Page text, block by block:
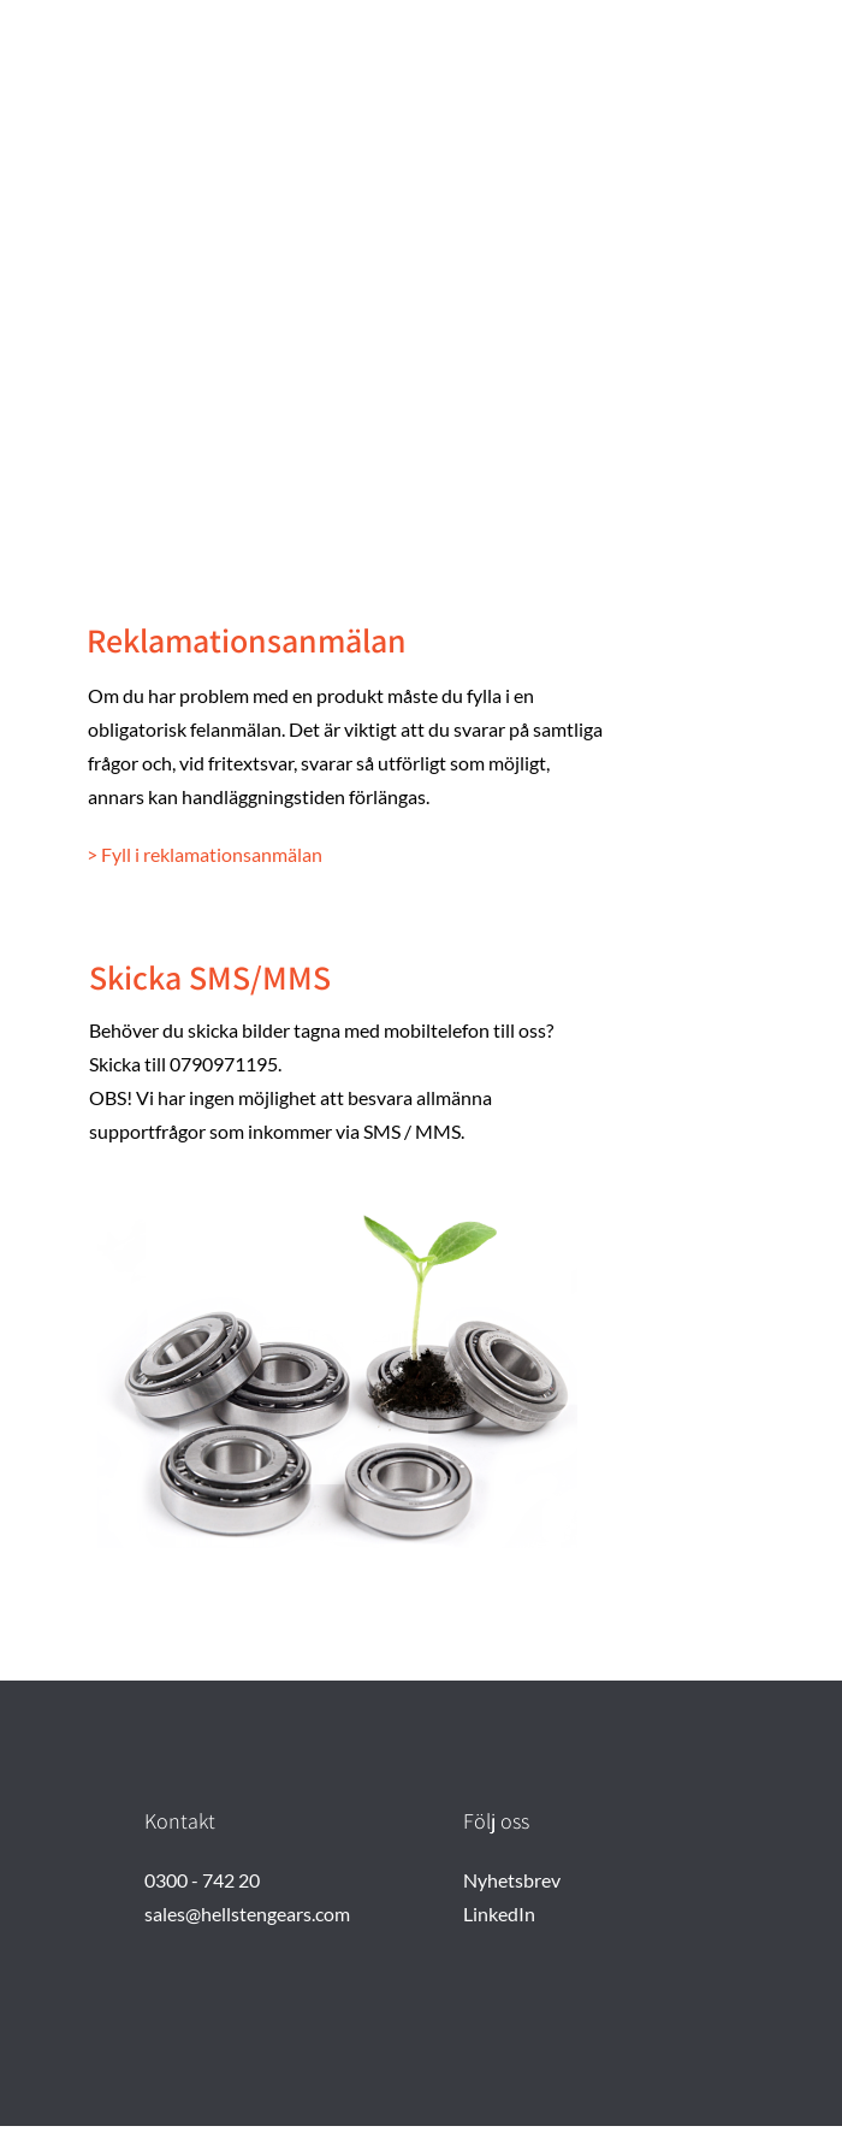
Reklamationsanmälan
Om du har problem med en produkt måste du fylla i en
obligatorisk felanmälan. Det är viktigt att du svarar på samtliga
frågor och, vid fritextsvar, svarar så utförligt som möjligt,
annars kan handläggningstiden förlängas.
> Fyll i reklamationsanmälan
Skicka SMS/MMS
Behöver du skicka bilder tagna med mobiltelefon till oss?
Skicka till 0790971195.
OBS! Vi har ingen möjlighet att besvara allmänna
supportfrågor som inkommer via SMS / MMS.
Kontakt
0300 - 742 20
sales@hellstengears.com
Följ oss
Nyhetsbrev
LinkedIn